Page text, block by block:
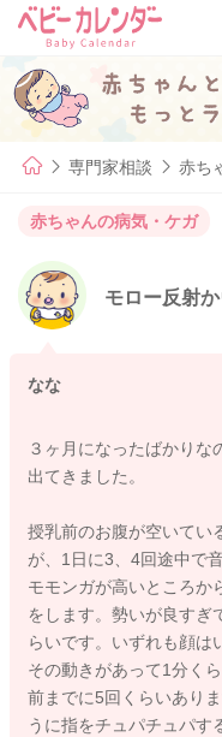
専門家相談 赤ち
赤ちゃんの病気・ケガ
モロー反射
なな
３ヶ月になったばかりな
出てきました。
授乳前のお腹が空いてい
が、1日に3、4回途中で
モモンガが高いところか
をします。勢いが良すぎ
らいです。いずれも顔は
その動きがあって1分く
前までに5回くらいあり
うに指をチュパチュパす